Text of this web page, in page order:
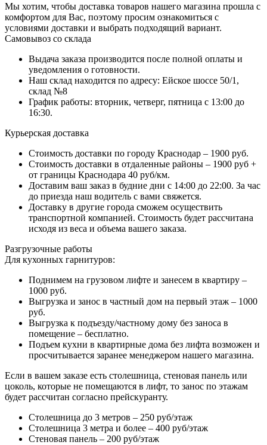
Мы хотим, чтобы доставка товаров нашего магазина прошла с
комфортом для Вас, поэтому просим ознакомиться с
условиями доставки и выбрать подходящий вариант.
Самовывоз со склада
Выдача заказа производится после полной оплаты и
уведомления о готовности.
Наш склад находится по адресу: Ейское шоссе 50/1,
склад №8
График работы: вторник, четверг, пятница с 13:00 до
16:30.
Курьерская доставка
Стоимость доставки по городу Краснодар – 1900 руб.
Стоимость доставки в отдаленные районы – 1900 руб +
от границы Краснодара 40 руб/км.
Доставим ваш заказ в будние дни с 14:00 до 22:00. За час
до приезда наш водитель с вами свяжется.
Доставку в другие города сможем осуществить
транспортной компанией. Стоимость будет рассчитана
исходя из веса и объема вашего заказа.
Разгрузочные работы
Для кухонных гарнитуров:
Поднимем на грузовом лифте и занесем в квартиру –
1000 руб.
Выгрузка и занос в частный дом на первый этаж – 1000
руб.
Выгрузка к подъезду/частному дому без заноса в
помещение – бесплатно.
Подъем кухни в квартирные дома без лифта возможен и
просчитывается заранее менеджером нашего магазина.
Если в вашем заказе есть столешница, стеновая панель или
цоколь, которые не помещаются в лифт, то занос по этажам
будет рассчитан согласно прейскуранту.
Столешница до 3 метров – 250 руб/этаж
Столешница 3 метра и более – 400 руб/этаж
Стеновая панель – 200 руб/этаж